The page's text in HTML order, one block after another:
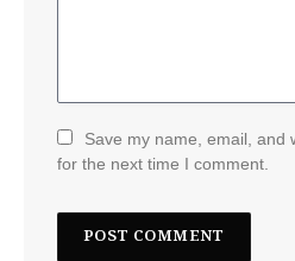
Save my name, email, and
for the next time I comment.